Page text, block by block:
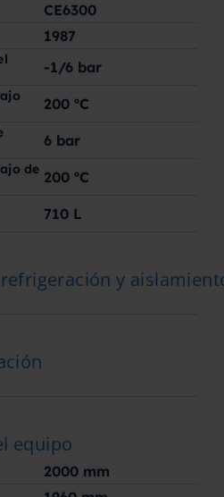
CE6300
1987
-1/6 bar
200 ºC
6 bar
de 200 ºC
710 L
y
equipo
2000 mm